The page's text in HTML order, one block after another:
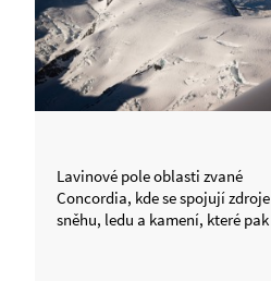
Lavinové pole oblasti zvané
Concordia, kde se spojují zdroje
sněhu, ledu a kamení, které pak